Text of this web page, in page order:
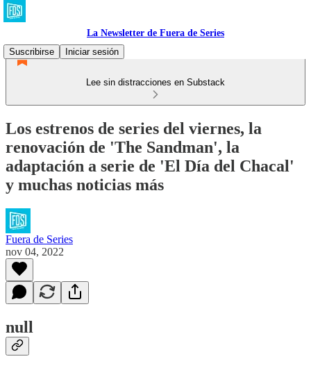
La Newsletter de Fuera de Series
Suscribirse
Iniciar sesión
Lee sin distracciones en Substack
Los estrenos de series del viernes, la
renovación de 'The Sandman', la
adaptación a serie de 'El Día del Chacal'
y muchas noticias más
Fuera de Series
nov 04, 2022
null